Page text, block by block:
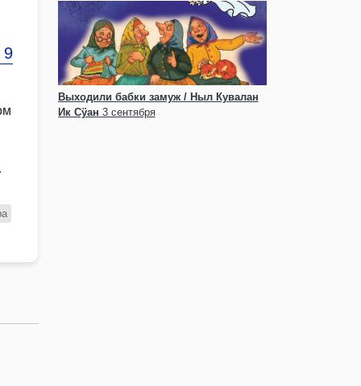
9
Выходили бабки замуж / Ныл Кувалан
Ик Сӱан 3 сентября